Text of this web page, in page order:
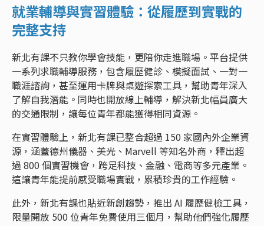
就業輔導與實習體驗：從履歷到實戰的
完整支持
新北有課不只教你學會技能，更陪你走進職場。平台提供
一系列求職輔導服務，包含履歷健診、模擬面試、一對一
職涯諮詢，甚至運用卡牌與桌遊探索工具，幫助青年深入
了解自我潛能。同時也開放線上輔導，解決新北幅員廣大
的交通限制，讓每位青年都能獲得相同資源。
在實習體驗上，新北有課已整合超過 150 家國內外企業資
源，涵蓋德州儀器、美光、Marvell 等知名外商，釋出超
過 800 個實習機會，跨足科技、金融、電商等多元產業。
這讓青年能提前感受職場實戰，累積珍貴的工作經驗。
此外，新北有課也貼近新創趨勢，推出 AI 履歷健檢工具，
限量開放 500 位青年免費使用三個月，幫助他們強化履歷